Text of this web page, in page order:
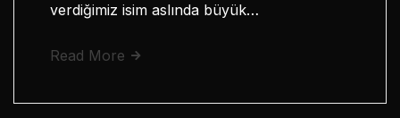
verdiğimiz isim aslında büyük…
Read More